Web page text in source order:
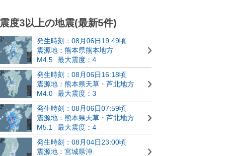
震度3以上の地震(最新5件)
発生時刻：08月06日19:49頃
震源地：熊本県熊本地方
M4.5
最大震度：4
発生時刻：08月06日16:18頃
震源地：熊本県天草・芦北地方
M4.0
最大震度：3
発生時刻：08月06日07:59頃
震源地：熊本県天草・芦北地方
M5.1
最大震度：4
発生時刻：08月04日23:00頃
震源地：宮城県沖